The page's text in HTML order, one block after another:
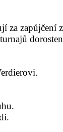
zapůjčení